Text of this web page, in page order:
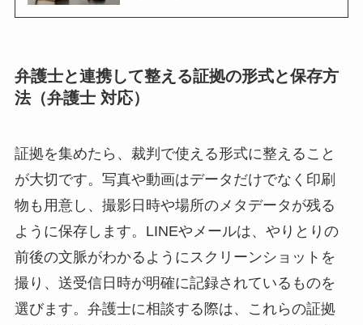
弁護士と連携して整える証拠の形式と保存方
法（弁護士 対応）
証拠を集めたら、裁判で使える形式に整えること
が大切です。写真や動画はデータだけでなく印刷
物も用意し、撮影日時や場所のメタデータが残る
ように保存します。LINEやメールは、やりとりの
前後の文脈がわかるようにスクリーンショットを
撮り、送受信日時が明確に記録されているものを
選びます。弁護士に相談する際は、これらの証拠